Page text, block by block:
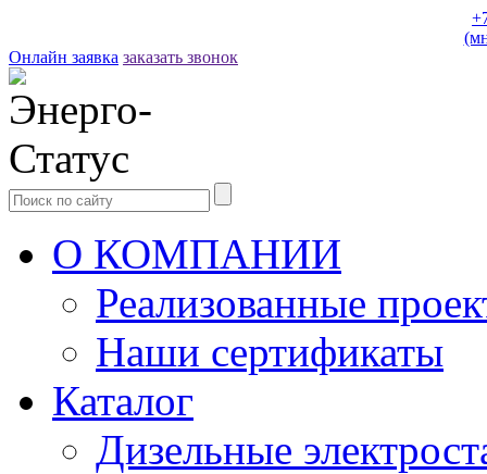
Онлайн заявка заказать звонок
О КОМПАНИИ
Реализованные
Наши сертификаты
Каталог
Дизельные